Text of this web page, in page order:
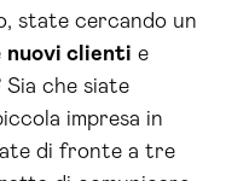
state cercando un
nuovi clienti e
che siate
impresa in
di fronte a tre